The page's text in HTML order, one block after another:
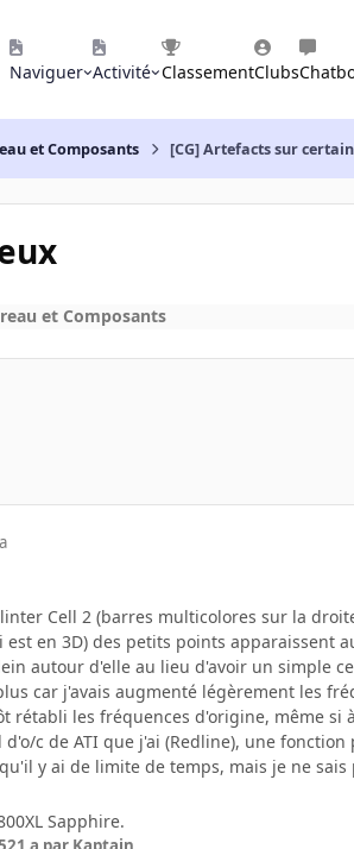
Naviguer Activité ClassementClubs
et Composants [CG] Artefacts sur
et Composants
Cell 2 (barres multicolores sur la
en 3D) des petits points
autour d'elle au lieu d'avoir un simple
car j'avais augmenté légèrement les
rétabli les fréquences d'origine, même si
d'o/c de ATI que j'ai (Redline), une
y ai de limite de temps, mais je ne
Sapphire.